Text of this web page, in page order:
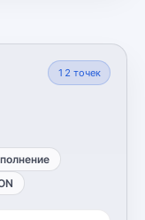
12 точек